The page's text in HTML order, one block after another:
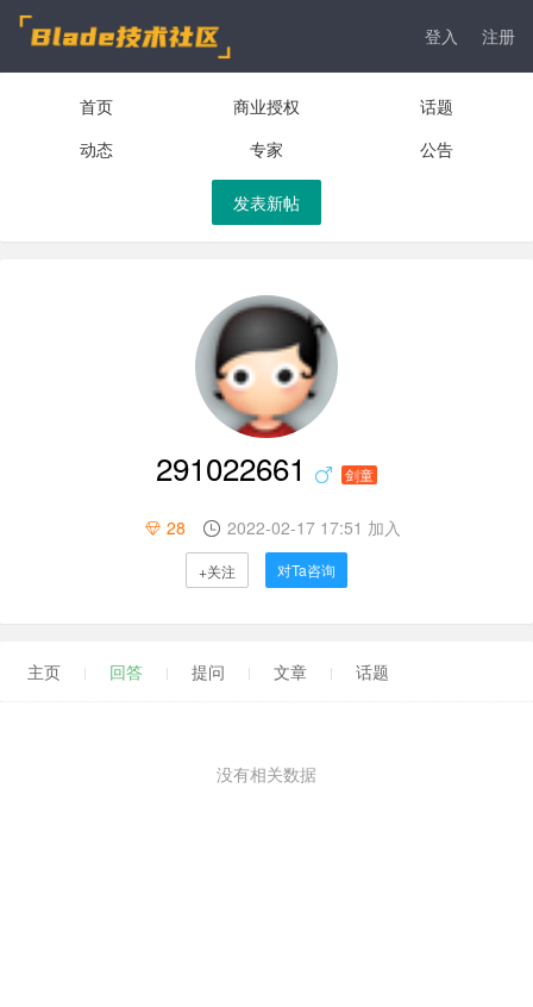
登入 注册
首页 商业授权
话题
动态
专家 公告
发表新帖
291022661 剑童
28 2022-02-17 17:51 加入
+关注 对Ta咨询
主页 回答 提问 文章 话题
没有相关数据